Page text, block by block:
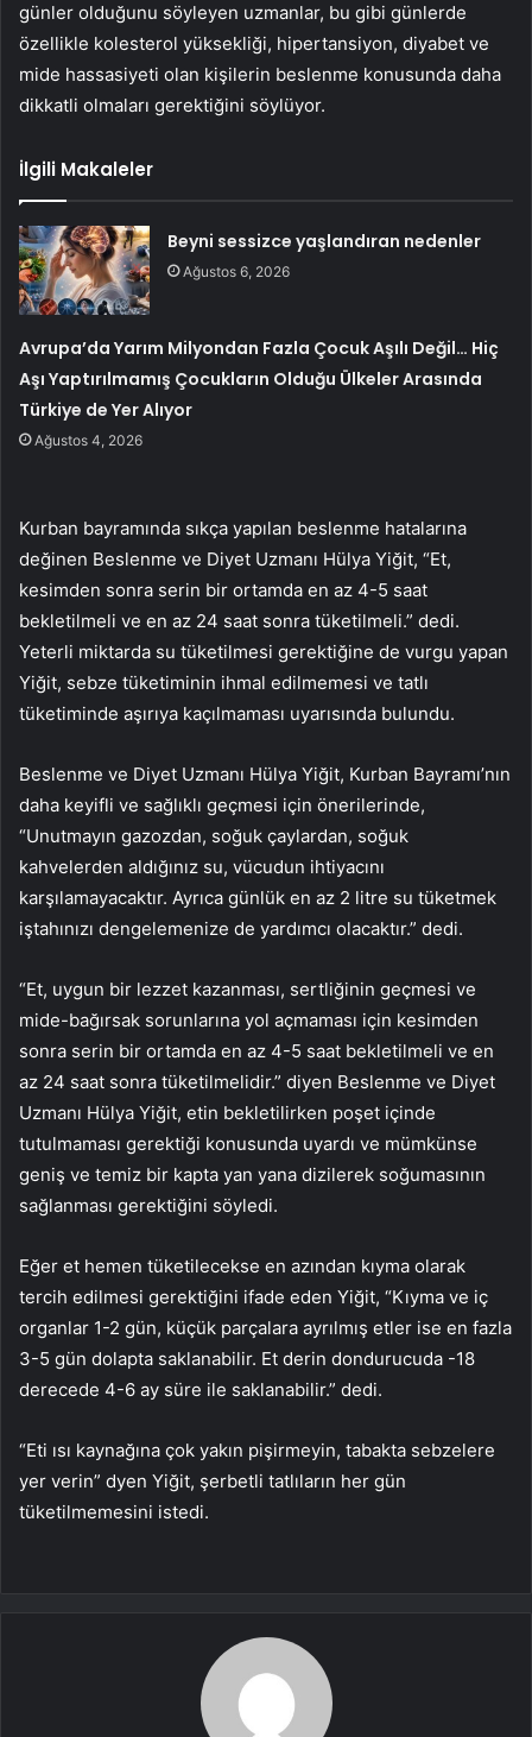
günler olduğunu söyleyen uzmanlar, bu gibi günlerde
özellikle kolesterol yüksekliği, hipertansiyon, diyabet ve
mide hassasiyeti olan kişilerin beslenme konusunda daha
dikkatli olmaları gerektiğini söylüyor.
İlgili Makaleler
Beyni sessizce yaşlandıran nedenler
Ağustos 6, 2026
Avrupa’da Yarım Milyondan Fazla Çocuk Aşılı Değil… Hiç
Aşı Yaptırılmamış Çocukların Olduğu Ülkeler Arasında
Türkiye de Yer Alıyor
Ağustos 4, 2026
Kurban bayramında sıkça yapılan beslenme hatalarına
değinen Beslenme ve Diyet Uzmanı Hülya Yiğit, “Et,
kesimden sonra serin bir ortamda en az 4-5 saat
bekletilmeli ve en az 24 saat sonra tüketilmeli.” dedi.
Yeterli miktarda su tüketilmesi gerektiğine de vurgu yapan
Yiğit, sebze tüketiminin ihmal edilmemesi ve tatlı
tüketiminde aşırıya kaçılmaması uyarısında bulundu.
Beslenme ve Diyet Uzmanı Hülya Yiğit, Kurban Bayramı’nın
daha keyifli ve sağlıklı geçmesi için önerilerinde,
“Unutmayın gazozdan, soğuk çaylardan, soğuk
kahvelerden aldığınız su, vücudun ihtiyacını
karşılamayacaktır. Ayrıca günlük en az 2 litre su tüketmek
iştahınızı dengelemenize de yardımcı olacaktır.” dedi.
“Et, uygun bir lezzet kazanması, sertliğinin geçmesi ve
mide-bağırsak sorunlarına yol açmaması için kesimden
sonra serin bir ortamda en az 4-5 saat bekletilmeli ve en
az 24 saat sonra tüketilmelidir.” diyen Beslenme ve Diyet
Uzmanı Hülya Yiğit, etin bekletilirken poşet içinde
tutulmaması gerektiği konusunda uyardı ve mümkünse
geniş ve temiz bir kapta yan yana dizilerek soğumasının
sağlanması gerektiğini söyledi.
Eğer et hemen tüketilecekse en azından kıyma olarak
tercih edilmesi gerektiğini ifade eden Yiğit, “Kıyma ve iç
organlar 1-2 gün, küçük parçalara ayrılmış etler ise en fazla
3-5 gün dolapta saklanabilir. Et derin dondurucuda -18
derecede 4-6 ay süre ile saklanabilir.” dedi.
“Eti ısı kaynağına çok yakın pişirmeyin, tabakta sebzelere
yer verin” dyen Yiğit, şerbetli tatlıların her gün
tüketilmemesini istedi.